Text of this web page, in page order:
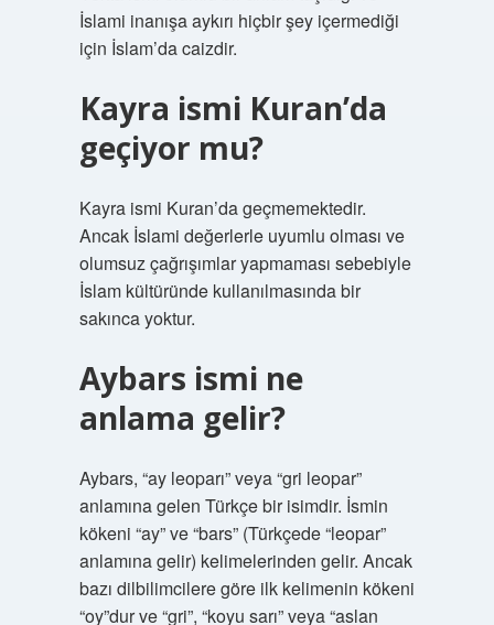
İslami inanışa aykırı hiçbir şey içermediği
için İslam’da caizdir.
Kayra ismi Kuran’da
geçiyor mu?
Kayra ismi Kuran’da geçmemektedir.
Ancak İslami değerlerle uyumlu olması ve
olumsuz çağrışımlar yapmaması sebebiyle
İslam kültüründe kullanılmasında bir
sakınca yoktur.
Aybars ismi ne
anlama gelir?
Aybars, “ay leoparı” veya “gri leopar”
anlamına gelen Türkçe bir isimdir. İsmin
kökeni “ay” ve “bars” (Türkçede “leopar”
anlamına gelir) kelimelerinden gelir. Ancak
bazı dilbilimcilere göre ilk kelimenin kökeni
“oy”dur ve “gri”, “koyu sarı” veya “aslan